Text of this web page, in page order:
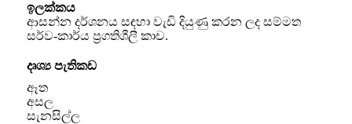
ඉලක්කය
ආසන්න දර්ශනය සඳහා වැඩි දියුණු කරන ලද සම්මත
සර්ව-කාර්ය ප්‍රගතිශීලී කාච.
දෘශ්‍ය පැතිකඩ
ඈත
අසල
සැනසිල්ල